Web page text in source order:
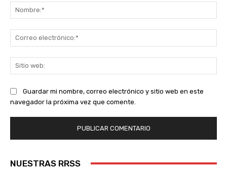
Guardar mi nombre, correo electrónico y sitio web en este
navegador la próxima vez que comente.
NUESTRAS RRSS